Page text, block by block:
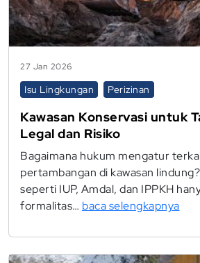
27 Jan 2026
Isu Lingkungan Perizinan
Kawasan Konservasi untuk
Legal dan Risiko
Bagaimana hukum mengatur
pertambangan di kawasan
seperti IUP, Amdal, dan IPPKH
formalitas… baca selengkapnya